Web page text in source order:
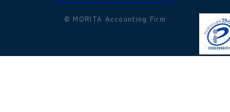
© MORITA Accounting Firm